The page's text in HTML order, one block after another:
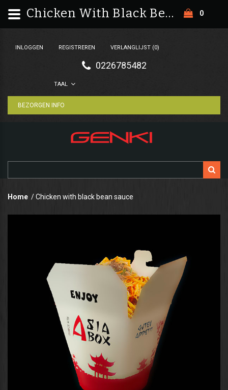
INLOGGEN REGISTREREN VERLANGLIJST (0)
0226785482
0
TAAL
BEZORGEN INFO
Home Chicken with black bean sauce
Chicken With Black Bean Sauce